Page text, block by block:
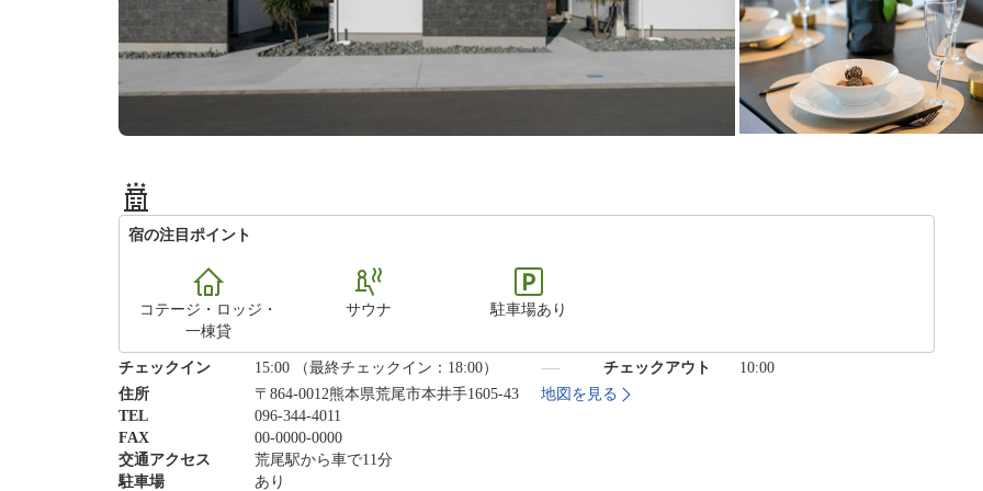
宿の注目ポイント
コテージ・ロッジ・
一棟貸
サウナ 駐車場あり
チェックイン 15:00 （最終チェックイン：18:00） チェックアウト
10:00
住所
〒864-0012熊本県荒尾市本井手1605-43
地図を見る
TEL
096-344-4011
FAX
00-0000-0000
交通アクセス
荒尾駅から車で11分
駐車場
あり